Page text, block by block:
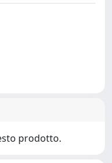
prodotto.